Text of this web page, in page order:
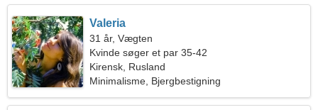
Valeria
31 år, Vægten
Kvinde søger et par 35-42
Kirensk, Rusland
Minimalisme, Bjergbestigning